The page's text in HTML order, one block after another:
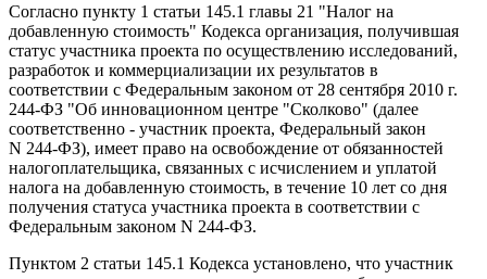
Согласно пункту 1 статьи 145.1 главы 21 "Налог на
добавленную стоимость" Кодекса организация, получившая
статус участника проекта по осуществлению исследований,
разработок и коммерциализации их результатов в
соответствии с Федеральным законом от 28 сентября 2010 г.
244-ФЗ "Об инновационном центре "Сколково" (далее
соответственно - участник проекта, Федеральный закон
N 244-ФЗ), имеет право на освобождение от обязанностей
налогоплательщика, связанных с исчислением и уплатой
налога на добавленную стоимость, в течение 10 лет со дня
получения статуса участника проекта в соответствии с
Федеральным законом N 244-ФЗ.
Пунктом 2 статьи 145.1 Кодекса установлено, что участник